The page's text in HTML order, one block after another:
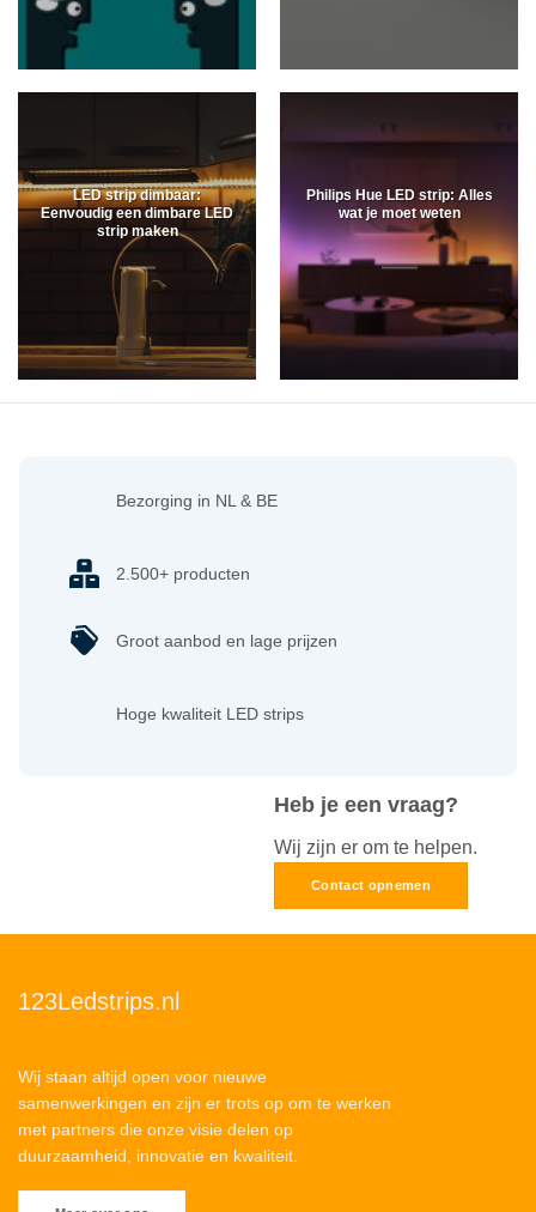
LED strip dimbaar:
Eenvoudig een dimbare LED
strip maken
Philips Hue LED strip: Alles
wat je moet weten
Heb je een vraag?
Wij zijn er om te helpen.
Contact opnemen
Bezorging in NL & BE
2.500+ producten
Groot aanbod en lage prijzen
Hoge kwaliteit LED strips
123Ledstrips.nl
Wij staan altijd open voor nieuwe
samenwerkingen en zijn er trots op om te werken
met partners die onze visie delen op
duurzaamheid, innovatie en kwaliteit.